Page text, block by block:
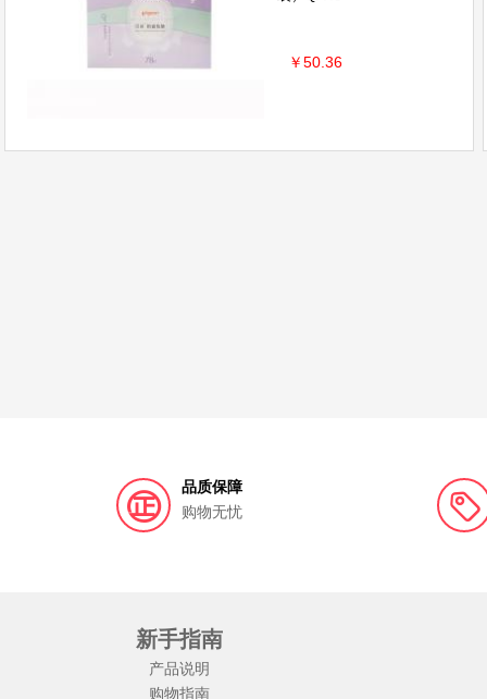
￥50.36
品质保障
购物无忧
新手指南
产品说明
购物指南